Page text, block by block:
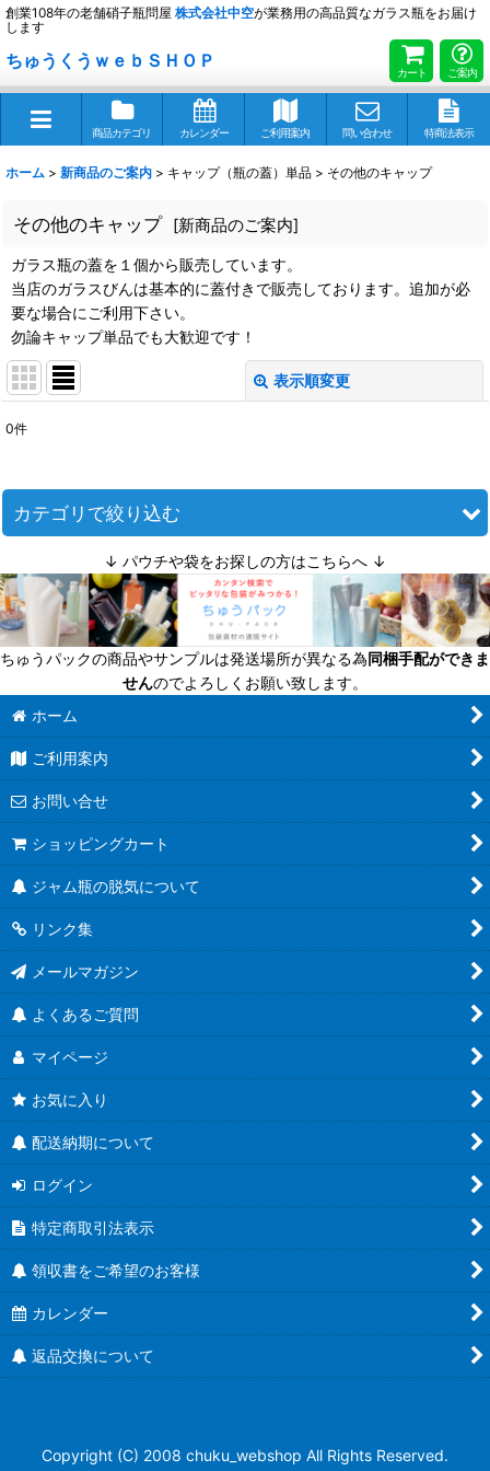
創業108年の老舗硝子瓶問屋 株式会社中空が業務用の高品質なガラス瓶をお届け
します
ちゅうくうｗｅｂＳＨＯＰ
カート ご案内
商品カテゴリ カレンダー ご利用案内 問い合わせ 特商法表示
ホーム > 新商品のご案内 > キャップ（瓶の蓋）単品 > その他のキャップ
その他のキャップ [新商品のご案内]
ガラス瓶の蓋を１個から販売しています。
当店のガラスびんは基本的に蓋付きで販売しております。追加が必
要な場合にご利用下さい。
勿論キャップ単品でも大歓迎です！
表示順変更
並び順
絞り込む
0件
カテゴリで絞り込む
キャップ（瓶の蓋）単品 (全商品)
ツイストキャップ
スクリューキャップ
細口びん用キャップ
その他のキャップ
↓ パウチや袋をお探しの方はこちらへ ↓
ちゅうパックの商品やサンプルは発送場所が異なる為同梱手配ができま
せんのでよろしくお願い致します。
ホーム
ご利用案内
お問い合せ
ショッピングカート
ジャム瓶の脱気について
リンク集
メールマガジン
よくあるご質問
マイページ
お気に入り
配送納期について
ログイン
特定商取引法表示
領収書をご希望のお客様
カレンダー
返品交換について
Copyright (C) 2008 chuku_webshop All Rights Reserved.